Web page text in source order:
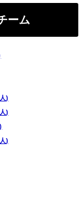
ーム
)
)
)